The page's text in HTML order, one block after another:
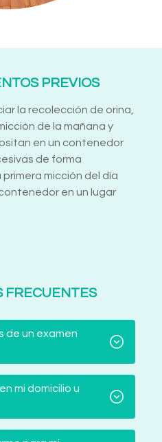
PREVIOS
la recolección de orina,
de la mañana y
en un contenedor
de forma
micción del día
en un lugar
FRECUENTES
de un examen
mi domicilio u